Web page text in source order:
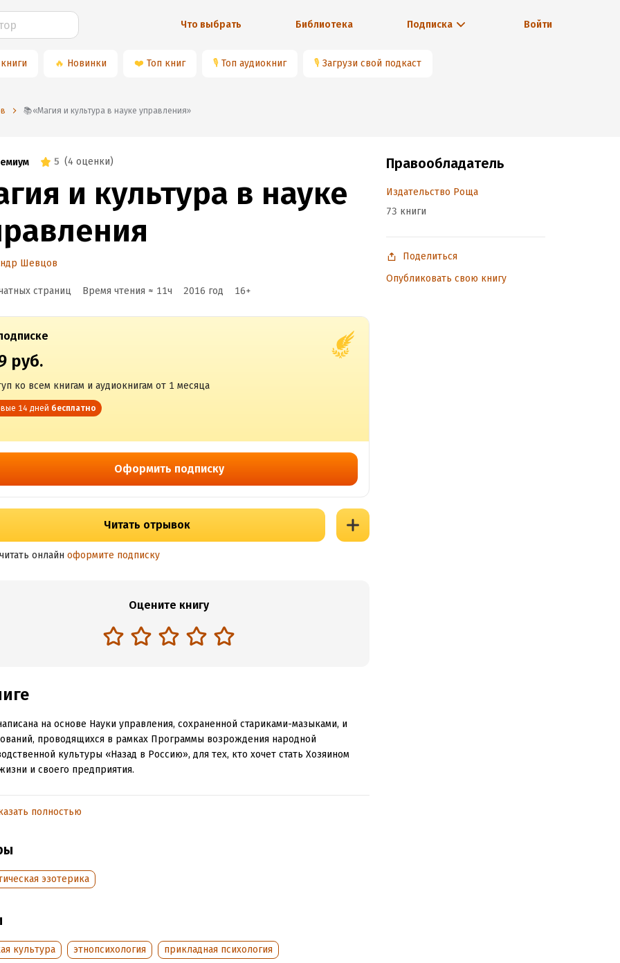
Что выбрать Библиотека Подписка Войти
🔥 Новинки ❤️ Топ книг 🎙 Топ аудиокниг 🎙 Загрузи свой подкаст
📚«Магия и культура в науке управления»
5 (4 оценки)
и культура в науке
Шевцов
страниц Время чтения ≈ 11ч 2016 год 16+
руб.
ко всем книгам и аудиокнигам от 1 месяца
14 дней бесплатно
Оформить подписку
Читать отрывок
онлайн оформите подписку
Оцените книгу
на основе Науки управления, сохраненной стариками-мазыками, и
проводящихся в рамках Программы возрождения народной
культуры «Назад в Россию», для тех, кто хочет стать Хозяином
и своего предприятия.
обычным делом, как предпринимательство.
информация
1 января 2010
полностью
эзотерика
культура этнопсихология
прикладная психология
Правообладатель
Издательство Роща
73 книги
Поделиться
Опубликовать свою книгу